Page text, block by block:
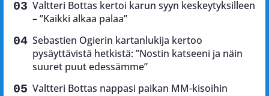
Valtteri Bottas kertoi karun syyn keskeytyksilleen
– ”Kaikki alkaa palaa”
Sebastien Ogierin kartanlukija kertoo
pysäyttävistä hetkistä: ”Nostin katseeni ja näin
suuret puut edessämme”
Valtteri Bottas nappasi paikan MM-kisoihin